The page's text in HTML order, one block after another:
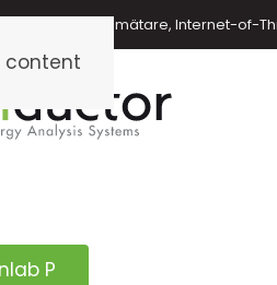
content
oljemätare, Internet-of-
P